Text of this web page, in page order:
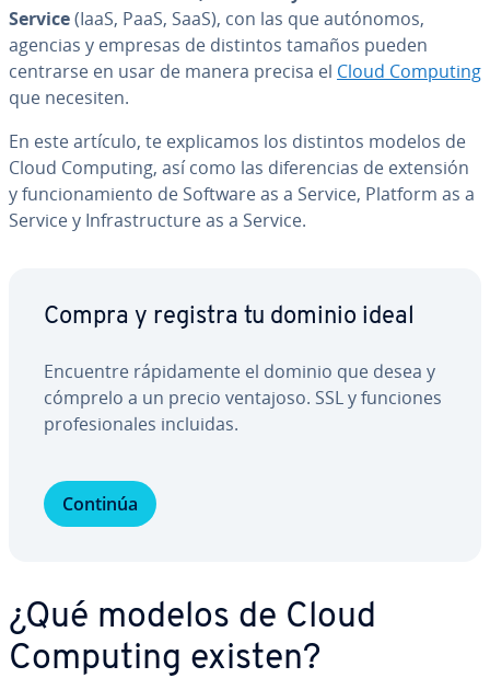
Service(IaaS, PaaS, SaaS), con las que autónomos,
agencias y empresas de distintos tamaños pueden
centrarse en usar de manera precisa el Cloud Computing
que necesiten.
En este artículo, te ex­pli­ca­mos los distintos modelos de
Cloud Computing, así como las di­fe­re­n­cias de extensión
y fu­n­cio­na­mie­n­to de Software as a Service, Platform as a
Service y In­fra­s­tru­c­tu­re as a Service.
Compra y registra tu dominio ideal
Encuentre rá­pi­da­me­n­te el dominio que desea y
cómprelo a un precio ventajoso. SSL y funciones
pro­fe­sio­na­les incluidas.
Continúa
¿Qué modelos de Cloud
Computing existen?